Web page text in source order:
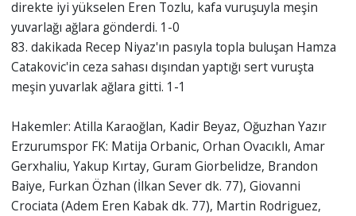
direkte iyi yükselen Eren Tozlu, kafa vuruşuyla meşin
yuvarlağı ağlara gönderdi. 1-0
83. dakikada Recep Niyaz'ın pasıyla topla buluşan Hamza
Catakovic'in ceza sahası dışından yaptığı sert vuruşta
meşin yuvarlak ağlara gitti. 1-1
Hakemler: Atilla Karaoğlan, Kadir Beyaz, Oğuzhan Yazır
Erzurumspor FK: Matija Orbanic, Orhan Ovacıklı, Amar
Gerxhaliu, Yakup Kırtay, Guram Giorbelidze, Brandon
Baiye, Furkan Özhan (İlkan Sever dk. 77), Giovanni
Crociata (Adem Eren Kabak dk. 77), Martin Rodriguez,